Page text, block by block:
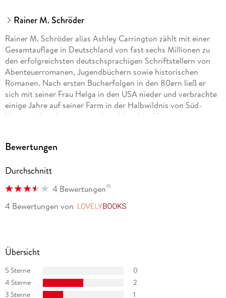
Rainer M. Schröder
Rainer M. Schröder alias Ashley Carrington zählt mit einer
Gesamtauflage in Deutschland von fast sechs Millionen zu
den erfolgreichsten deutschsprachigen Schriftstellern von
Abenteuerromanen, Jugendbüchern sowie historischen
Romanen. Nach ersten Bucherfolgen in den 80ern ließ er
sich mit seiner Frau Helga in den USA nieder und verbrachte
einige Jahre auf seiner Farm in der Halbwildnis von Süd-
Virginia, dem Ausgangspunkt zahlreicher Abenteuerreisen,
Goldmine in den Bergender Sierra Nevada gearbeitet hat
Amazonas, Australien und die südlichen Länder Afrikas
unternommen hat. Heute lebt Rainer M. Schröder mit seiner
Frau in Palm Coast / Florida.
Bewertungen
Durchschnitt
4 Bewertungen15
4 Bewertungen von
Übersicht
5 Sterne
0
4 Sterne
2
3 Sterne
1